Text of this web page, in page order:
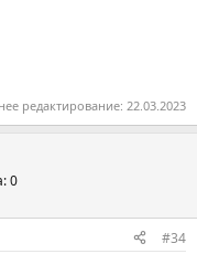
редактирование: 22.03.2023
0
#34